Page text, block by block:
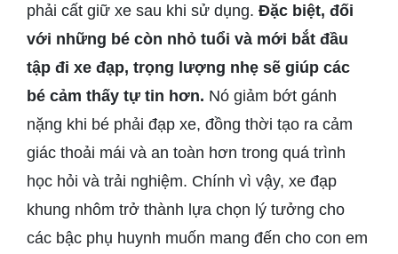
phải cất giữ xe sau khi sử dụng. Đặc biệt, đối
với những bé còn nhỏ tuổi và mới bắt đầu
tập đi xe đạp, trọng lượng nhẹ sẽ giúp các
bé cảm thấy tự tin hơn. Nó giảm bớt gánh
nặng khi bé phải đạp xe, đồng thời tạo ra cảm
giác thoải mái và an toàn hơn trong quá trình
học hỏi và trải nghiệm. Chính vì vậy, xe đạp
khung nhôm trở thành lựa chọn lý tưởng cho
các bậc phụ huynh muốn mang đến cho con em